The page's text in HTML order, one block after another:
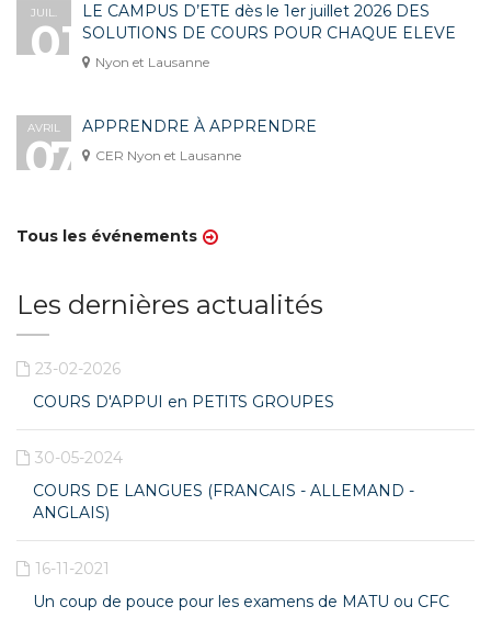
JUIL.
01
LE CAMPUS D’ETE dès le 1er juillet 2026 DES
SOLUTIONS DE COURS POUR CHAQUE ELEVE
Nyon et Lausanne
AVRIL
07
APPRENDRE À APPRENDRE
CER Nyon et Lausanne
Tous les événements
Les dernières actualités
23-02-2026
COURS D'APPUI en PETITS GROUPES
30-05-2024
COURS DE LANGUES (FRANCAIS - ALLEMAND -
ANGLAIS)
16-11-2021
Un coup de pouce pour les examens de MATU ou CFC